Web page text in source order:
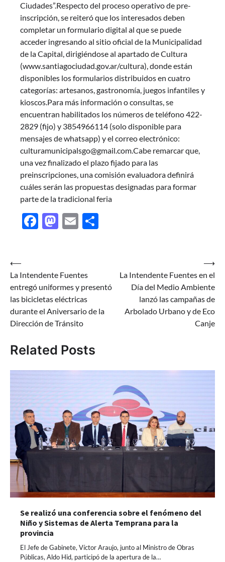
Ciudades”.Respecto del proceso operativo de pre-
inscripción, se reiteró que los interesados deben
completar un formulario digital al que se puede
acceder ingresando al sitio oficial de la Municipalidad
de la Capital, dirigiéndose al apartado de Cultura
(www.santiagociudad.gov.ar/cultura), donde están
disponibles los formularios distribuidos en cuatro
categorías: artesanos, gastronomía, juegos infantiles y
kioscos.Para más información o consultas, se
encuentran habilitados los números de teléfono 422-
2829 (fijo) y 3854966114 (solo disponible para
mensajes de whatsapp) y el correo electrónico:
culturamunicipalsgo@gmail.com.Cabe remarcar que,
una vez finalizado el plazo fijado para las
preinscripciones, una comisión evaluadora definirá
cuáles serán las propuestas designadas para formar
parte de la tradicional feria
Facebook
Mastodon
Email
Navegación
de
entradas
⟵
La Intendente Fuentes
entregó uniformes y presentó
las bicicletas eléctricas
durante el Aniversario de la
Dirección de Tránsito
La Intendente Fuentes en el
Día del Medio Ambiente
lanzó las campañas de
Arbolado Urbano y de Eco
Canje
⟶
Related Posts
Se realizó una conferencia sobre el fenómeno del
Niño y Sistemas de Alerta Temprana para la
provincia
El Jefe de Gabinete, Víctor Araujo, junto al Ministro de Obras
Públicas, Aldo Hid, participó de la apertura de la…